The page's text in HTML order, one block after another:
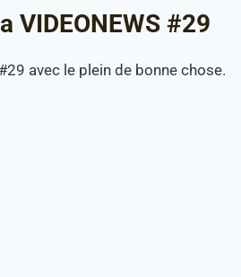
VIDEONEWS #29
avec le plein de bonne chose.